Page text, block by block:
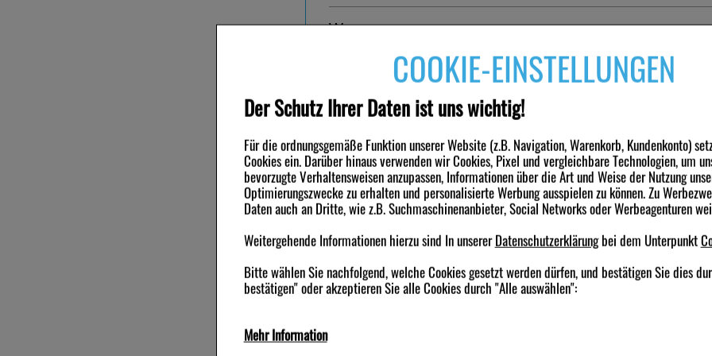
COOKIE-EINSTELLUNGEN
Der Schutz Ihrer Daten ist uns wichtig!
Für die ordnungsgemäße Funktion unserer Website (z.B. Navigation, Warenkorb, Kundenkonto)
Cookies ein. Darüber hinaus verwenden wir Cookies, Pixel und vergleichbare Technologien, um
bevorzugte Verhaltensweisen anzupassen, Informationen über die Art und Weise der Nutzung
Optimierungszwecke zu erhalten und personalisierte Werbung ausspielen zu können. Zu
Daten auch an Dritte, wie z.B. Suchmaschinenanbieter, Social Networks oder Werbeagenturen
Weitergehende Informationen hierzu sind In unsererDatenschutzerklärungbei dem Unterpunkt
Bitte wählen Sie nachfolgend, welche Cookies gesetzt werden dürfen, und bestätigen Sie dies
bestätigen" oder akzeptieren Sie alle Cookies durch "Alle auswählen":
Mehr Information
Warengruppe
Zahnpasten, Mundwässer, Spüllösungen
Andere Kunden haben ebenfalls folgende Produkte gekauft
ELMEX Zahnpasta m.Faltschachtel
-49,5% -55%